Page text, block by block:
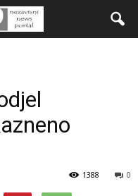
0
1388